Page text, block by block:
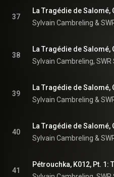
37
38
39
40
La Tragédie de Salomé,
41
Pétrouchka, K012, Pt. 1: